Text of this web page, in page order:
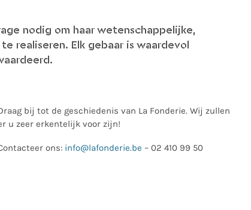
nodig om haar wetenschappelijke,
realiseren. Elk gebaar is waardevol
bij tot de geschiedenis van La Fonderie. Wij zullen
u zeer erkentelijk voor zijn!
ons: info@lafonderie.be – 02 410 99 50